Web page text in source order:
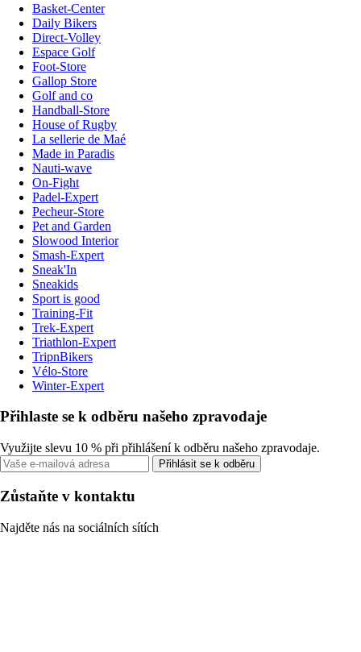
Basket-Center
Daily Bikers
Direct-Volley
Espace Golf
Foot-Store
Gallop Store
Golf and co
Handball-Store
House of Rugby
La sellerie de Maé
Made in Paradis
Nauti-wave
On-Fight
Padel-Expert
Pecheur-Store
Pet and Garden
Slowood Interior
Smash-Expert
Sneak'In
Sneakids
Sport is good
Training-Fit
Trek-Expert
Triathlon-Expert
TripnBikers
Vélo-Store
Winter-Expert
Přihlaste se k odběru našeho zpravodaje
Využijte slevu 10 % při přihlášení k odběru našeho zpravodaje.
Přihlásit se k odběru
Zůstaňte v kontaktu
Najděte nás na sociálních sítích